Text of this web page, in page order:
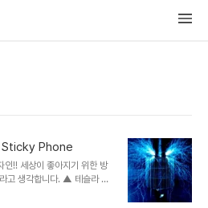
Sticky Phone
인!! 세상이 좋아지기 위한 방
고 생각합니다. ▲ 테슬라 코
과학자 니콜라테슬라가 주창